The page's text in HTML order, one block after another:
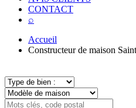
CONTACT
⌕
Accueil
Constructeur de maison